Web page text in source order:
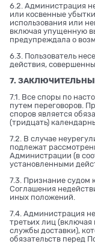
6.2. Администрация
или косвенные
использования или
включая упущенную
предупреждала о
6.3. Пользователь
действия,
7.
7.1. Все споры по
путем переговоров.
споров является
(тридцать)
7.2. В случае
подлежат
Администрации (в
установленными
7.3. Признание судом
Соглашения
иных положений.
7.4. Администрация
третьих лиц
службы доставки),
обязательств перед